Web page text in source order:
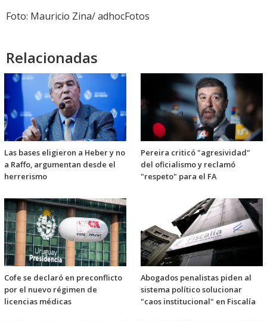
Foto: Mauricio Zina/ adhocFotos
Relacionadas
Las bases eligieron a Heber y no
a Raffo, argumentan desde el
herrerismo
Pereira criticó "agresividad"
del oficialismo y reclamó
"respeto" para el FA
Cofe se declaró en preconflicto
por el nuevo régimen de
licencias médicas
Abogados penalistas piden al
sistema político solucionar
"caos institucional" en Fiscalía